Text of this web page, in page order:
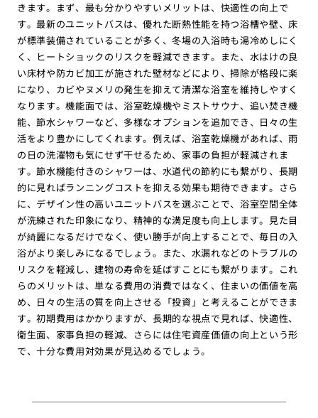
きます。まず、最も分かりやすいメリットは、快適性の向上で
す。最新のユニットバスは、優れた断熱性能を持つ浴槽や壁、床
が標準装備されていることが多く、冬場の入浴時も湯冷めしにく
く、ヒートショックのリスクを軽減できます。また、水はけの良
い床材や防カビ加工が施された壁材などにより、掃除が格段に楽
になり、カビやヌメリの発生を抑えて清潔な浴室を維持しやすく
なります。機能面では、浴室乾燥機やミストサウナ、追い焚き機
能、節水シャワーなど、多様なオプションを追加でき、日々の生
活をより豊かにしてくれます。例えば、浴室乾燥機があれば、雨
の日の洗濯物も気にせず干せるため、家事の負担が軽減されま
す。節水機能付きのシャワーは、水道代の節約にも繋がり、長期
的に見ればランニングコストを抑える効果も期待できます。さら
に、デザイン性の高いユニットバスを選ぶことで、浴室空間全体
が洗練された印象になり、精神的な満足度も向上します。見た目
が綺麗になるだけでなく、使い勝手が向上することで、毎日の入
浴がより楽しみになるでしょう。また、水漏れなどのトラブルの
リスクを軽減し、建物の寿命を延ばすことにも繋がります。これ
らのメリットは、単なる費用の消費ではなく、住まいの価値を高
め、日々の生活の質を向上させる「投資」と考えることができま
す。初期費用はかかりますが、長期的な視点で見れば、快適性、
衛生面、家事負担の軽減、さらには住宅資産価値の向上という形
で、十分な費用対効果が見込めるでしょう。